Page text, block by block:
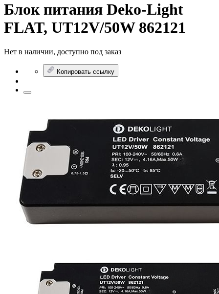
Блок питания Deko-Light
FLAT, UT12V/50W 862121
Нет в наличии, доступно под заказ
Копировать ссылку